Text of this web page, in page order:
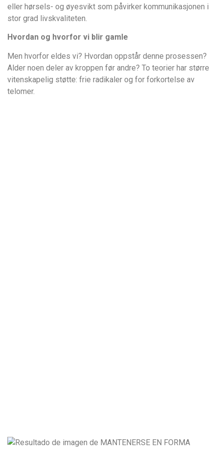
eller hørsels- og øyesvikt som påvirker kommunikasjonen i
stor grad livskvaliteten.
Hvordan og hvorfor vi blir gamle
Men hvorfor eldes vi? Hvordan oppstår denne prosessen?
Alder noen deler av kroppen før andre? To teorier har større
vitenskapelig støtte: frie radikaler og for forkortelse av
telomer.